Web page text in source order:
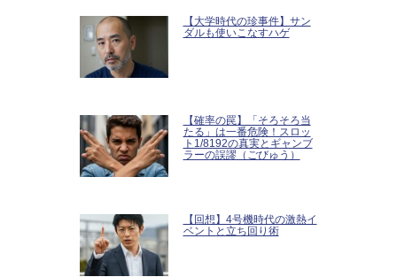
【大学時代の珍事件】サン
ダルも使いこなすハゲ
【確率の罠】「そろそろ当
たる」は一番危険！スロッ
ト1/8192の真実とギャンブ
ラーの誤謬（ごびゅう）
【回想】4号機時代の激熱イ
ベントと立ち回り術